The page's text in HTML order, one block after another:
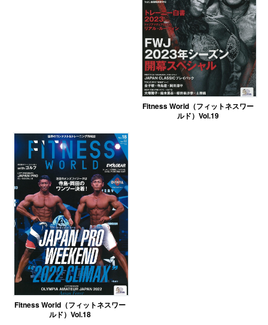
Fitness World（フィットネスワー
ルド）Vol.19
Fitness World（フィットネスワー
ルド）Vol.18